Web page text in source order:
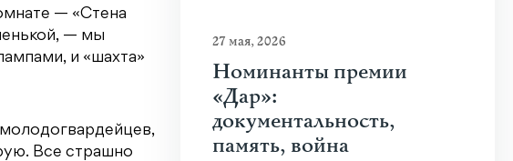
— «Стена
— мы
и «шахта»
молодогвардейцев,
Все страшно
27 мая, 2026
Номинанты премии
«Дар»:
документальность,
память, война